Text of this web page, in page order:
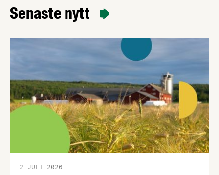
investeringar riskerar att underminera svensk
Senaste nytt
2 JULI 2026